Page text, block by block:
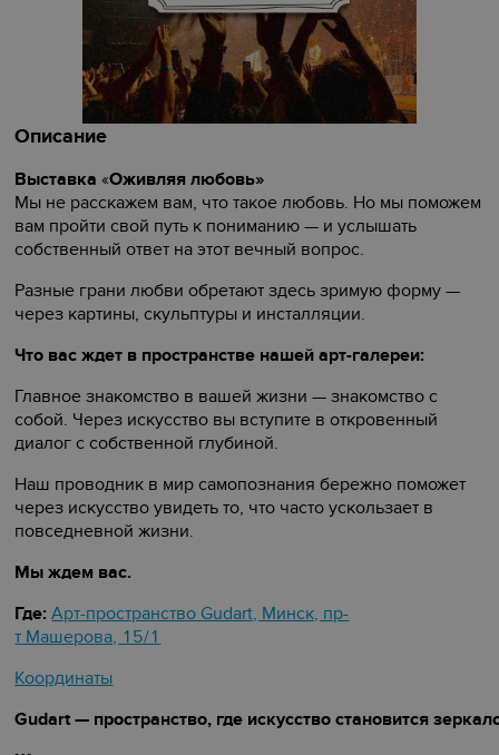
Описание
Выставка«Оживляя любовь»
Мы не расскажем вам, что такое любовь. Но мы поможем
вам пройти свой путь к пониманию — и услышать
собственный ответ на этот вечный вопрос.
Разные грани любви обретают здесь зримую форму —
через картины, скульптуры и инсталляции.
Что вас ждет в пространстве нашей арт-галереи:
Главное знакомство в вашей жизни — знакомство с
собой. Через искусство вы вступите в откровенный
диалог с собственной глубиной.
Наш проводник в мир самопознания бережно поможет
через искусство увидеть то, что часто ускользает в
повседневной жизни.
Мы ждем вас.
Где: Арт-пространство Gudart, Минск, пр-
т Машерова, 15/1
Координаты
Gudart — пространство, где искусство становится